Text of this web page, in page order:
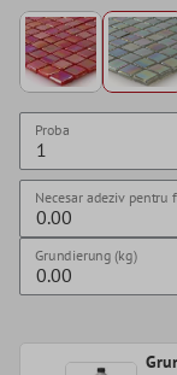
Proba
Necesar adeziv pentru
Grundierung (kg)